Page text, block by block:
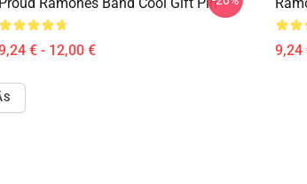
€ - 12,00 € 9,24